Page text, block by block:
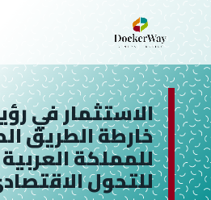
خارطة الطريق
للمملكة
للتحول